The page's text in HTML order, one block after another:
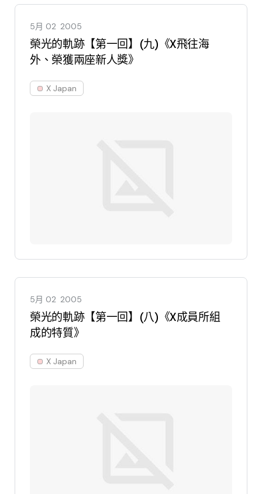
5月 02 2005
榮光的軌跡【第一回】(九)《X飛往海
外、榮獲兩座新人獎》
X Japan
5月 02 2005
榮光的軌跡【第一回】(八)《X成員所組
成的特質》
X Japan